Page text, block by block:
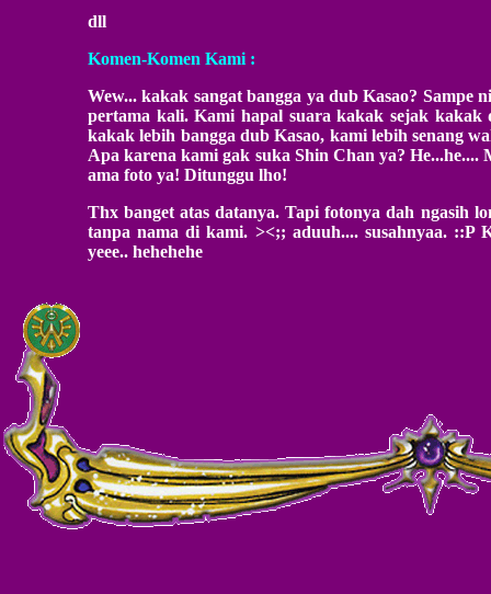
dll
Komen-Komen Kami :
Wew... kakak sangat bangga ya dub Kasao?
pertama kali. Kami hapal suara kakak sejak kakak
kakak lebih bangga dub Kasao, kami lebih senang
Apa karena kami gak suka Shin Chan ya?
ama foto ya! Ditunggu lho!
Thx banget atas datanya. Tapi fotonya dah ngasih
tanpa nama di kami. ><;; aduuh.... susahnyaa.
yeee.. hehehehe